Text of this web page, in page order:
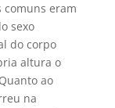
comuns eram
sexo
do corpo
altura o
ao
na